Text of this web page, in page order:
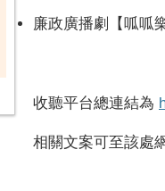
廉政廣播劇【呱呱
收聽平台總連結為
相關文案可至該處